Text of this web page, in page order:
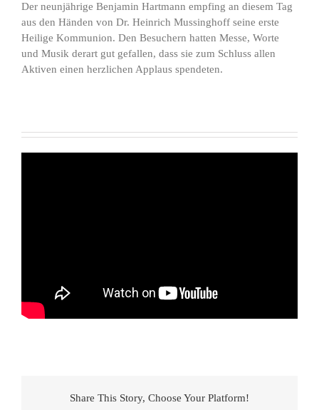
Der neunjährige Benjamin Hartmann empfing an diesem Tag
aus den Händen von Dr. Heinrich Mussinghoff seine erste
Heilige Kommunion. Den Besuchern hatten Messe, Worte
und Musik derart gut gefallen, dass sie zum Schluss allen
Aktiven einen herzlichen Applaus spendeten.
Share This Story, Choose Your Platform!